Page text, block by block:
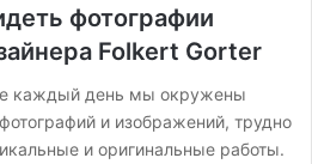
фотографии
Folkert Gorter
каждый день мы окружены
и изображений, трудно
и оригинальные работы.